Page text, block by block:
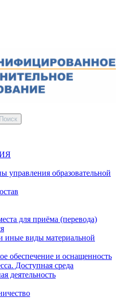
Поиск
управления образовательной
для приёма (перевода)
иные виды материальной
обеспечение и оснащенность
Доступная среда
деятельность